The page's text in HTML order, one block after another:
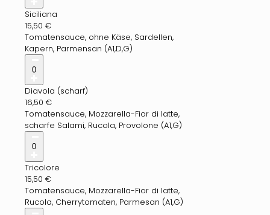
Siciliana
15,50 €
Tomatensauce, ohne Käse, Sardellen,
Kapern, Parmensan (A1,D,G)
0
Diavola (scharf)
16,50 €
Tomatensauce, Mozzarella-Fior di latte,
scharfe Salami, Rucola, Provolone (A1,G)
0
Tricolore
15,50 €
Tomatensauce, Mozzarella-Fior di latte,
Rucola, Cherrytomaten, Parmesan (A1,G)